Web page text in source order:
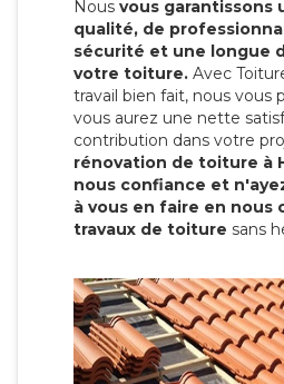
Nous vous garantissons
qualité, de
sécurité et une longue
votre toiture. Avec
travail bien fait, nous vous
vous aurez une nette
contribution dans votre
rénovation de toiture à
nous confiance et
à vous en faire en nous
travaux de toiture sans